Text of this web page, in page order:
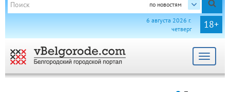
по новостям
18+
6 августа 2026 г.
четверг
Toggle